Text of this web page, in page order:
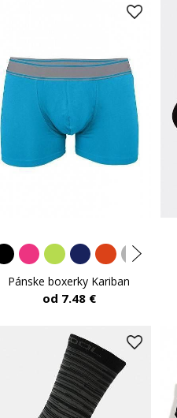
Pánske boxerky Kariban
od 7.48 €